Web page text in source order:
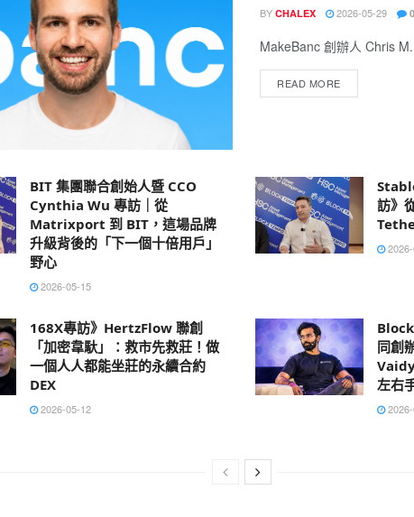
BY CHALEX 2026-05-29 0
MakeBanc 創辦人 Chris
READ MORE
BIT 集團聯合創始人暨 CCO
Cynthia Wu 專訪｜從
Matrixport 到 BIT，這場品牌
升級背後的「下一個十倍用戶」
野心
2026-05-15
訪》
168X專訪》HertzFlow 聯創
「加密韋馱」：救市先救莊！做
一個人人都能坐莊的永續合約
DEX
2026-05-12
同創
左右